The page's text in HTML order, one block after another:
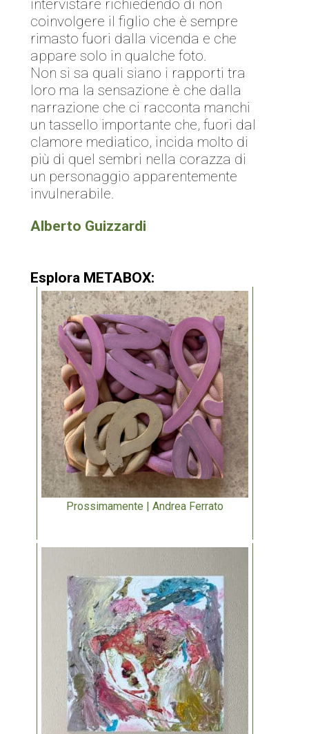
intervistare richiedendo di non
coinvolgere il figlio che è sempre
rimasto fuori dalla vicenda e che
appare solo in qualche foto.
Non si sa quali siano i rapporti tra
loro ma la sensazione è che dalla
narrazione che ci racconta manchi
un tassello importante che, fuori dal
clamore mediatico, incida molto di
più di quel sembri nella corazza di
un personaggio apparentemente
invulnerabile.
Alberto Guizzardi
Esplora METABOX:
Prossimamente | Andrea Ferrato